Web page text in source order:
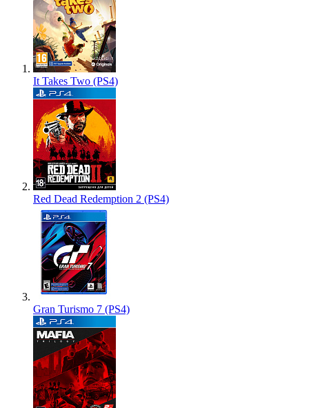
It Takes Two (PS4)
Red Dead Redemption 2 (PS4)
Gran Turismo 7 (PS4)